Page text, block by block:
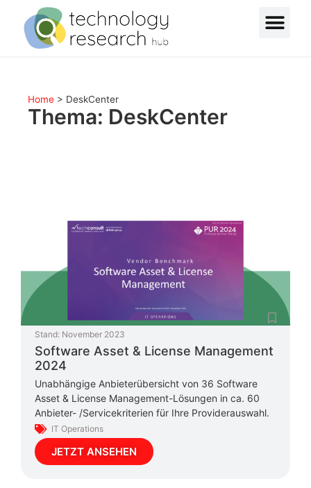
Home > DeskCenter
Thema: DeskCenter
Stand: November 2023
Software Asset & License Management
2024
Unabhängige Anbieterübersicht von 36 Software
Asset & License Management-Lösungen in ca. 60
Anbieter- /Servicekriterien für Ihre Providerauswahl.
IT Operations
JETZT ANSEHEN